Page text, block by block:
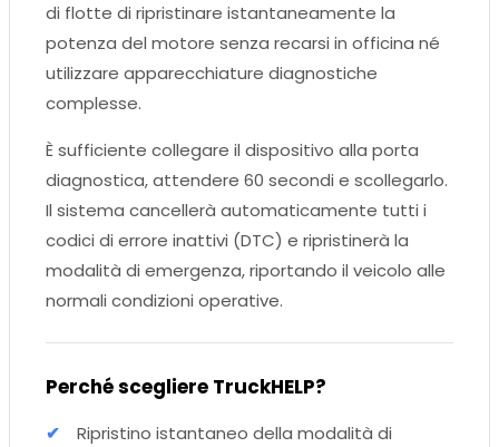
di flotte di ripristinare istantaneamente la
potenza del motore senza recarsi in officina né
utilizzare apparecchiature diagnostiche
complesse.
È sufficiente collegare il dispositivo alla porta
diagnostica, attendere 60 secondi e scollegarlo.
Il sistema cancellerà automaticamente tutti i
codici di errore inattivi (DTC) e ripristinerà la
modalità di emergenza, riportando il veicolo alle
normali condizioni operative.
Perché scegliere TruckHELP?
Ripristino istantaneo della modalità di